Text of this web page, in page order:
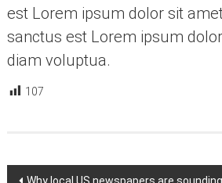
est Lorem ipsum dolor sit
sanctus est Lorem ipsum
diam voluptua.
107
Navigasi